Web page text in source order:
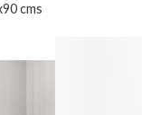
cms